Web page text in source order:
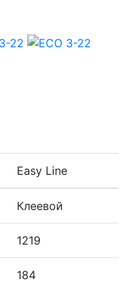
Easy Line
Клеевой
1219
184